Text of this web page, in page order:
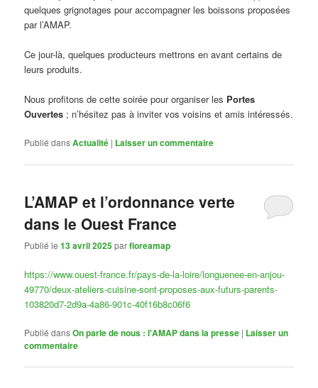
quelques grignotages pour accompagner les boissons proposées
par l’AMAP.
Ce jour-là, quelques producteurs mettrons en avant certains de
leurs produits.
Nous profitons de cette soirée pour organiser les Portes
Ouvertes ; n’hésitez pas à inviter vos voisins et amis intéressés.
Publié dansActualité | Laisser un commentaire
L’AMAP et l’ordonnance verte
dans le Ouest France
Publié le13 avril 2025parfloreamap
https://www.ouest-france.fr/pays-de-la-loire/longuenee-en-anjou-
49770/deux-ateliers-cuisine-sont-proposes-aux-futurs-parents-
103820d7-2d9a-4a86-901c-40f16b8c06f6
Publié dansOn parle de nous : l'AMAP dans la presse | Laisser un
commentaire